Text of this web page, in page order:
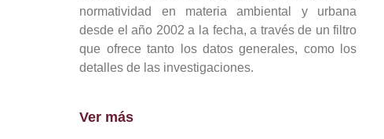
normatividad en materia ambiental y urbana
desde el año 2002 a la fecha, a través de un filtro
que ofrece tanto los datos generales, como los
detalles de las investigaciones.
Ver más